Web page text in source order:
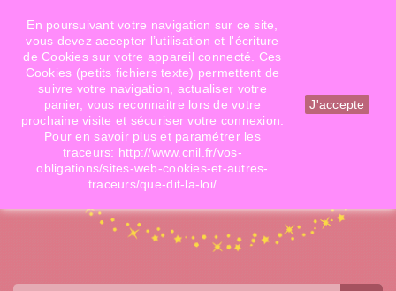
Téléphone: 06 09 14 02 79 Email: info@doigtsdefees.com
Mon compte
En poursuivant votre navigation sur ce site,
vous devez accepter l’utilisation et l'écriture
de Cookies sur votre appareil connecté. Ces
Cookies (petits fichiers texte) permettent de
suivre votre navigation, actualiser votre
panier, vous reconnaitre lors de votre
prochaine visite et sécuriser votre connexion.
Pour en savoir plus et paramétrer les
traceurs: http://www.cnil.fr/vos-
obligations/sites-web-cookies-et-autres-
traceurs/que-dit-la-loi/
J'accepte